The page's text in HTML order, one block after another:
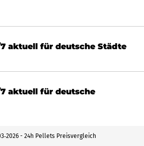
aktuell für deutsche Städte
aktuell für deutsche
- 24h Pellets Preisvergleich